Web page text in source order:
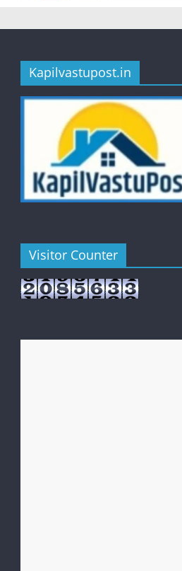
Kapilvastupost.in
Visitor Counter